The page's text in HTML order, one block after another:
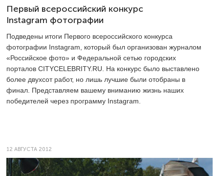
Первый всероссийский конкурс
Instagram фотографии
Подведены итоги Первого всероссийского конкурса
фотографии Instagram, который был организован журналом
«Российское фото» и Федеральной сетью городских
порталов CITYCELEBRITY.RU . На конкурс было выставлено
более двухсот работ, но лишь лучшие были отобраны в
финал. Представляем вашему вниманию жизнь наших
победителей через программу Instagram.
12 АВГУСТА 2012